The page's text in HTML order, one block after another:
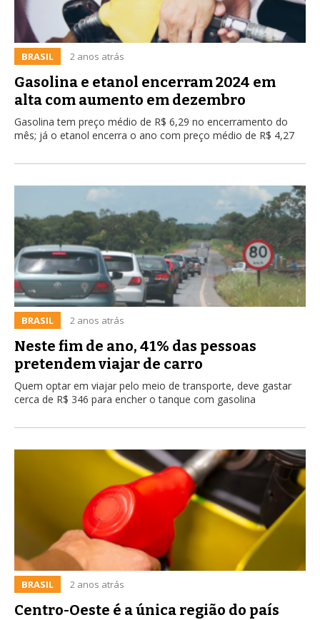
BRASIL 2 anos atrás
Gasolina e etanol encerram 2024 em
alta com aumento em dezembro
Gasolina tem preço médio de R$ 6,29 no encerramento do
mês; já o etanol encerra o ano com preço médio de R$ 4,27
BRASIL 2 anos atrás
Neste fim de ano, 41% das pessoas
pretendem viajar de carro
Quem optar em viajar pelo meio de transporte, deve gastar
cerca de R$ 346 para encher o tanque com gasolina
BRASIL 2 anos atrás
Centro-Oeste é a única região do país